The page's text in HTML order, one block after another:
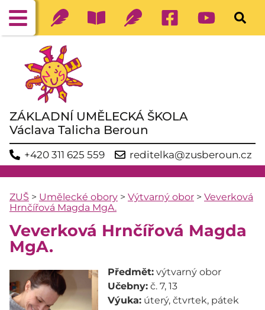
ZÁKLADNÍ UMĚLECKÁ ŠKOLA
Václava Talicha Beroun
+420 311 625 559 reditelka@zusberoun.cz
ZUŠ > Umělecké obory > Výtvarný obor > Veverková
Hrnčířová Magda MgA.
Veverková Hrnčířová Magda
MgA.
Předmět: výtvarný obor
Učebny: č. 7, 13
Výuka: úterý, čtvrtek, pátek